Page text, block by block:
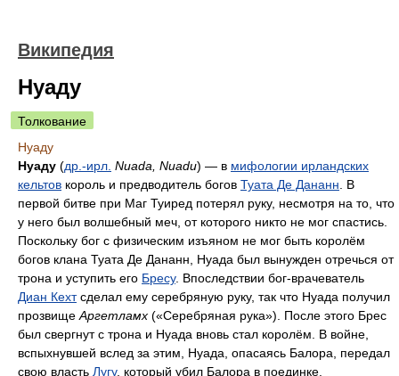
Википедия
Нуаду
Толкование
Нуаду
Нуаду (др.-ирл. Nuada, Nuadu) — в мифологии ирландских
кельтов король и предводитель богов Туата Де Дананн . В
первой битве при Маг Туиред потерял руку, несмотря на то, что
у него был волшебный меч, от которого никто не мог спастись.
Поскольку бог с физическим изъяном не мог быть королём
богов клана Туата Де Дананн, Нуада был вынужден отречься от
трона и уступить его Бресу. Впоследствии бог-врачеватель
Диан Кехтсделал ему серебряную руку, так что Нуада получил
прозвище Аргетламх («Серебряная рука»). После этого Брес
был свергнут с трона и Нуада вновь стал королём. В войне,
вспыхнувшей вслед за этим, Нуада, опасаясь Балора, передал
свою власть Лугу, который убил Балора в поединке.